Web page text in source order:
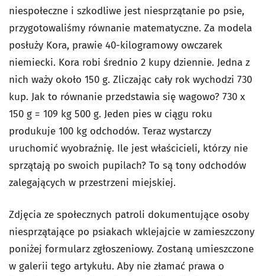
niespołeczne i szkodliwe jest niesprzątanie po psie,
przygotowaliśmy równanie matematyczne. Za modela
posłuży Kora, prawie 40-kilogramowy owczarek
niemiecki. Kora robi średnio 2 kupy dziennie. Jedna z
nich waży około 150 g. Zliczając cały rok wychodzi 730
kup. Jak to równanie przedstawia się wagowo? 730 x
150 g = 109 kg 500 g. Jeden pies w ciągu roku
produkuje 100 kg odchodów. Teraz wystarczy
uruchomić wyobraźnię. Ile jest właścicieli, którzy nie
sprzątają po swoich pupilach? To są tony odchodów
zalegających w przestrzeni miejskiej.
Zdjęcia ze społecznych patroli dokumentujące osoby
niesprzątające po psiakach wklejajcie w zamieszczony
poniżej formularz zgłoszeniowy. Zostaną umieszczone
w galerii tego artykułu. Aby nie złamać prawa o